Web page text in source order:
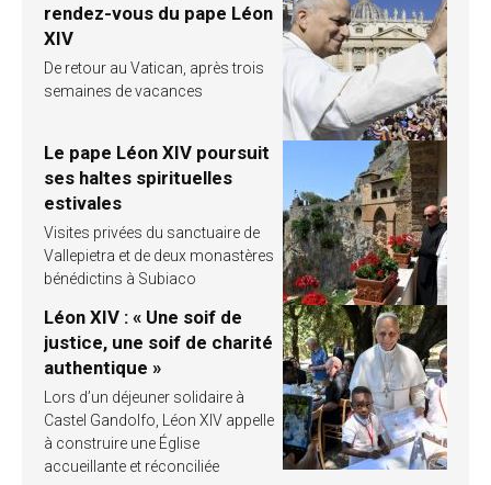
rendez-vous du pape Léon
XIV
De retour au Vatican, après trois
semaines de vacances
Le pape Léon XIV poursuit
ses haltes spirituelles
estivales
Visites privées du sanctuaire de
Vallepietra et de deux monastères
bénédictins à Subiaco
Léon XIV : « Une soif de
justice, une soif de charité
authentique »
Lors d’un déjeuner solidaire à
Castel Gandolfo, Léon XIV appelle
à construire une Église
accueillante et réconciliée